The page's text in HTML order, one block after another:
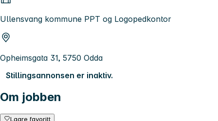
Ullensvang kommune PPT og Logopedkontor
Opheimsgata 31, 5750 Odda
Stillingsannonsen er inaktiv.
Om jobben
Lagre favoritt